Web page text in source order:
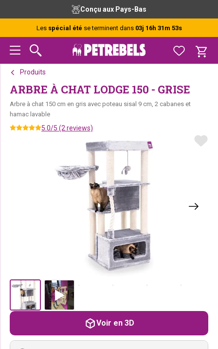
navigation
principale
principal
de
page
Conçu aux Pays-Bas
Les spécial été se terminent dans 03j 16h 31m 53s
Produits
ARBRE À CHAT LODGE 150 - GRISE
Arbre à chat 150 cm en gris avec poteau sisal 9 cm, 2 cabanes et
hamac lavable
5.0/5 (2 reviews)
Voir en 3D